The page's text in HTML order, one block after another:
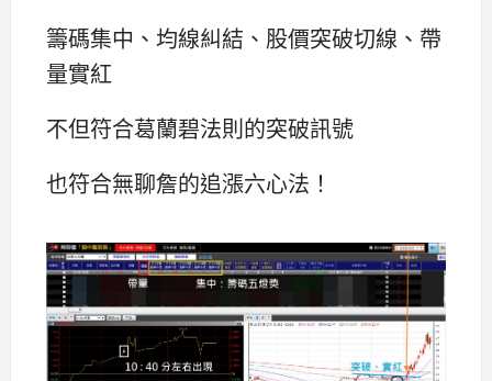
籌碼集中、均線糾結、股價突破切線、帶
量實紅
不但符合葛蘭碧法則的突破訊號
也符合無聊詹的追漲六心法！